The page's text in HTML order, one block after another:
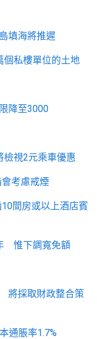
填海將推遲
個私樓單位的土地
降至3000
視2元乘車優惠
考慮戒煙
間房或以上酒店賓
惟下調寬免額
將採取財政整合策
通脹率1.7%